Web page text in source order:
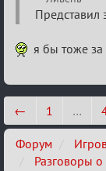
Waiting
XI
Представил
я бы тоже за
← 1 …
Форум
Разговоры